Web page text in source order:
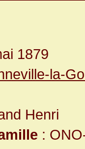
1879
la-
Henri
: